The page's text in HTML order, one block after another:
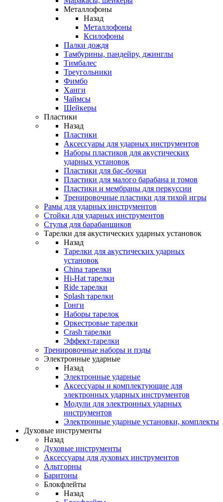
Металлофоны
Назад
Металлофоны
Ксилофоны
Палки дождя
Тамбурины, пандейру, джинглы
Тимбалес
Треугольники
Фимбо
Ханги
Чаймсы
Шейкеры
Пластики
Назад
Пластики
Аксессуары для ударных инструментов
Наборы пластиков для акустических
ударных установок
Пластики для бас-бочки
Пластики для малого барабана и томов
Пластики и мембраны для перкуссии
Тренировочные пластики для тихой игры
Рамы для ударных инструментов
Стойки для ударных инструментов
Стулья для барабанщиков
Тарелки для акустических ударных установок
Назад
Тарелки для акустических ударных
установок
China тарелки
Hi-Hat тарелки
Ride тарелки
Splash тарелки
Гонги
Наборы тарелок
Оркестровые тарелки
Сrash тарелки
Эффект-тарелки
Тренировочные наборы и пэды
Электронные ударные
Назад
Электронные ударные
Аксессуары и комплектующие для
электронных ударных инструментов
Модули для электронных ударных
инструментов
Электронные ударные установки, комплекты
Духовые инструменты
Назад
Духовые инструменты
Аксессуары для духовых инструментов
Альтгорны
Баритоны
Блокфлейты
Назад